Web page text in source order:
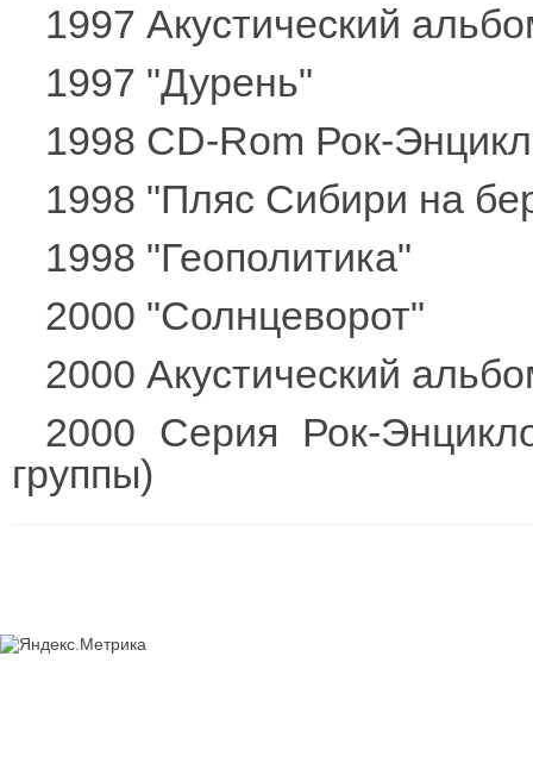
1997 Акустический
1997 "Дурень"
1998 CD-Rom Рок-
1998 "Пляс Сибири на
1998 "Геополитика"
2000 "Солнцеворот"
2000 Акустический
2000 Cерия Рок-
группы)